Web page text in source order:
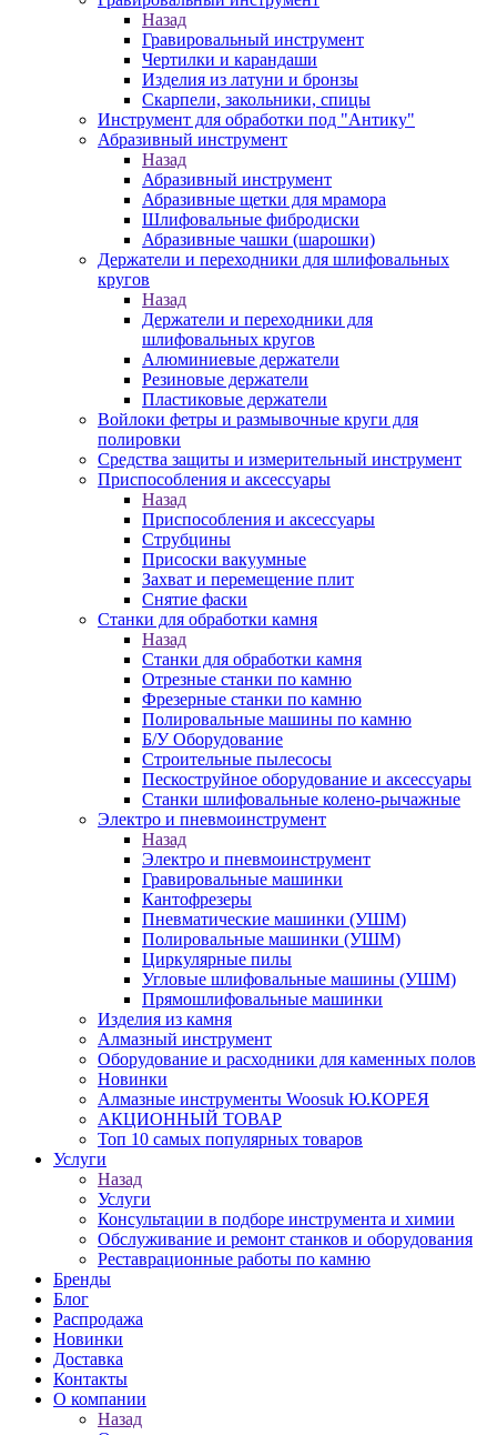
Назад
Гравировальный инструмент
Чертилки и карандаши
Изделия из латуни и бронзы
Скарпели, закольники, спицы
Инструмент для обработки под "Антику"
Абразивный инструмент
Назад
Абразивный инструмент
Абразивные щетки для мрамора
Шлифовальные фибродиски
Абразивные чашки (шарошки)
Держатели и переходники для шлифовальных
кругов
Назад
Держатели и переходники для
шлифовальных кругов
Алюминиевые держатели
Резиновые держатели
Пластиковые держатели
Войлоки фетры и размывочные круги для
полировки
Средства защиты и измерительный инструмент
Приспособления и аксессуары
Назад
Приспособления и аксессуары
Струбцины
Присоски вакуумные
Захват и перемещение плит
Снятие фаски
Станки для обработки камня
Назад
Станки для обработки камня
Отрезные станки по камню
Фрезерные станки по камню
Полировальные машины по камню
Б/У Оборудование
Строительные пылесосы
Пескоструйное оборудование и аксессуары
Станки шлифовальные колено-рычажные
Электро и пневмоинструмент
Назад
Электро и пневмоинструмент
Гравировальные машинки
Кантофрезеры
Пневматические машинки (УШМ)
Полировальные машинки (УШМ)
Циркулярные пилы
Угловые шлифовальные машины (УШМ)
Прямошлифовальные машинки
Изделия из камня
Алмазный инструмент
Оборудование и расходники для каменных полов
Новинки
Алмазные инструменты Woosuk Ю.КОРЕЯ
АКЦИОННЫЙ ТОВАР
Топ 10 самых популярных товаров
Услуги
Назад
Услуги
Консультации в подборе инструмента и химии
Обслуживание и ремонт станков и оборудования
Реставрационные работы по камню
Бренды
Блог
Распродажа
Новинки
Доставка
Контакты
О компании
Назад